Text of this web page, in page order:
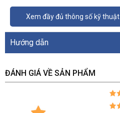
Xem đầy đủ thông số kỹ thuật
Hướng dẫn
ĐÁNH GIÁ VỀ SẢN PHẨM